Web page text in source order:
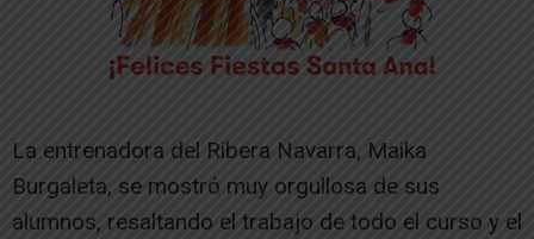
La entrenadora del Ribera Navarra, Maika
Burgaleta, se mostró muy orgullosa de sus
alumnos, resaltando el trabajo de todo el curso y el